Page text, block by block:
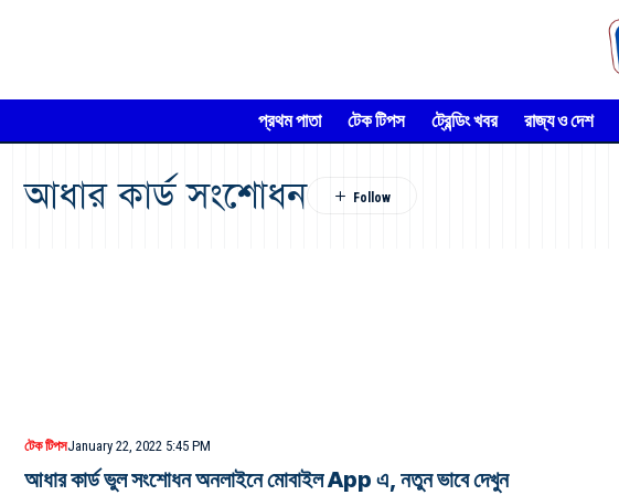
প্রথম পাতা টেক টিপস ট্রেন্ডিং খবর রাজ্য ও দেশ
আধার কার্ড সংশোধন
টেক টিপসJanuary 22, 2022 5:45 PM
আধার কার্ড ভুল সংশোধন অনলাইনে মোবাইল App এ, নতুন ভাবে দেখুন